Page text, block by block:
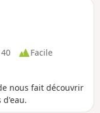
Facile
nous fait découvrir
d'eau.